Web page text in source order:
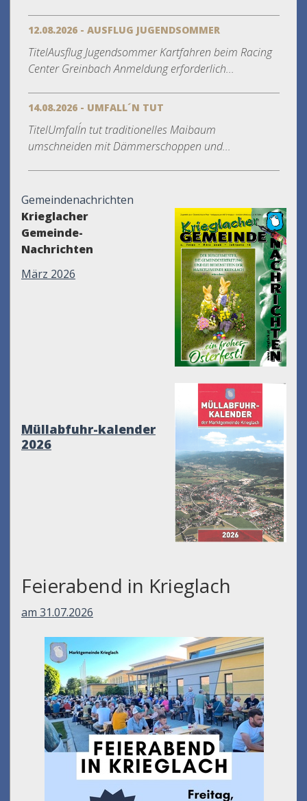
12.08.2026 - AUSFLUG JUGENDSOMMER
TitelAusflug Jugendsommer Kartfahren beim Racing
Center Greinbach Anmeldung erforderlich...
14.08.2026 - UMFALL´N TUT
TitelUmfall´n tut traditionelles Maibaum
umschneiden mit Dämmerschoppen und...
Gemeindenachrichten
Krieglacher
Gemeinde-
Nachrichten
März 2026
Müllabfuhr-kalender
2026
Feierabend in Krieglach
am 31.07.2026